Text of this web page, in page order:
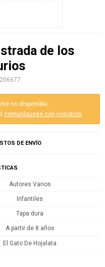
de los
no disponible.
comuníquese con nosotros.
DE ENVÍO
Autores Varios
Infantiles
Tapa dura
A partir de 8 años
El Gato De Hojalata